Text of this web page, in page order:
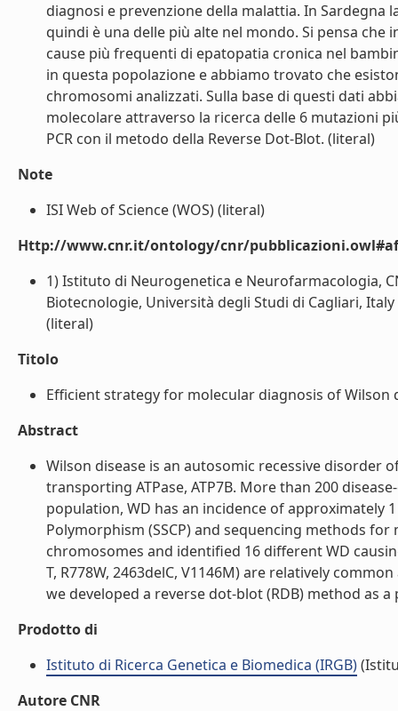
diagnosi e prevenzione della malattia. In Sardegna
quindi è una delle più alte nel mondo. Si pensa
cause più frequenti di epatopatia cronica nel
in questa popolazione e abbiamo trovato che
chromosomi analizzati. Sulla base di questi dati
molecolare attraverso la ricerca delle 6 mutazioni
PCR con il metodo della Reverse Dot-Blot. (literal)
Note
ISI Web of Science (WOS) (literal)
Http://www.cnr.it/ontology/cnr/
1) Istituto di Neurogenetica e Neurofarmacologia,
Biotecnologie, Università degli Studi di Cagliari,
(literal)
Titolo
Efficient strategy for molecular diagnosis of
Abstract
Wilson disease is an autosomic recessive
transporting ATPase, ATP7B. More than 200
population, WD has an incidence of approximately
Polymorphism (SSCP) and sequencing methods
chromosomes and identified 16 different WD
T, R778W, 2463delC, V1146M) are relatively
we developed a reverse dot-blot (RDB) method as
Prodotto di
Istituto di Ricerca Genetica e Biomedica (IRGB)
Autore CNR